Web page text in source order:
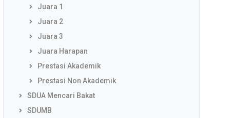
Juara 1
Juara 2
Juara 3
Juara Harapan
Prestasi Akademik
Prestasi Non Akademik
SDUA Mencari Bakat
SDUMB